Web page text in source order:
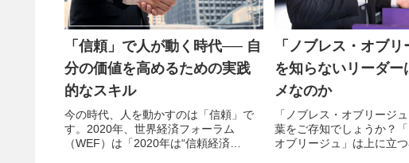
「信頼」で人が動く時代── 自
分の価値を高めるための実践
的なスキル
今の時代、人を動かすのは「信頼」で
す。2020年、世界経済フォーラム
（WEF）は「2020年は“信頼経済
「ノブレス・オブリ
を知らないリーダー
メなのか
「ノブレス・オブリージ
葉をご存知でしょうか？「
オブリージュ」は上に立